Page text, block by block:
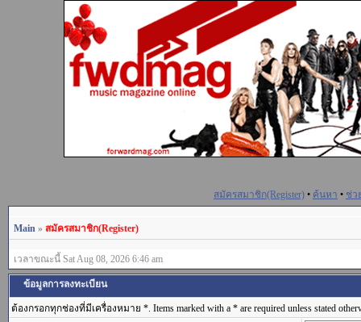
สมัครสมาชิก(Register) • ค้นหา • ช่ว
Main » สมัครสมาชิก(Register)
เวลาขณะนี้ Sat Aug 08, 2026 6:46 am
ข้อมูลการลงทะเบียน
ต้องกรอกทุกช่องที่มีเครื่องหมาย *. Items marked with a * are required unless stated